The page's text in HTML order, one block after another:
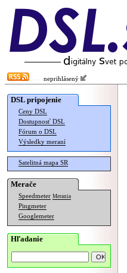
neprihlásený
DSL pripojenie
Ceny DSL
Dostupnosť DSL
Fórum o DSL
Výsledky meraní
Satelitná mapa SR
Merače
Speedmeter Merania
Pingmeter
Googlemeter
Hľadanie